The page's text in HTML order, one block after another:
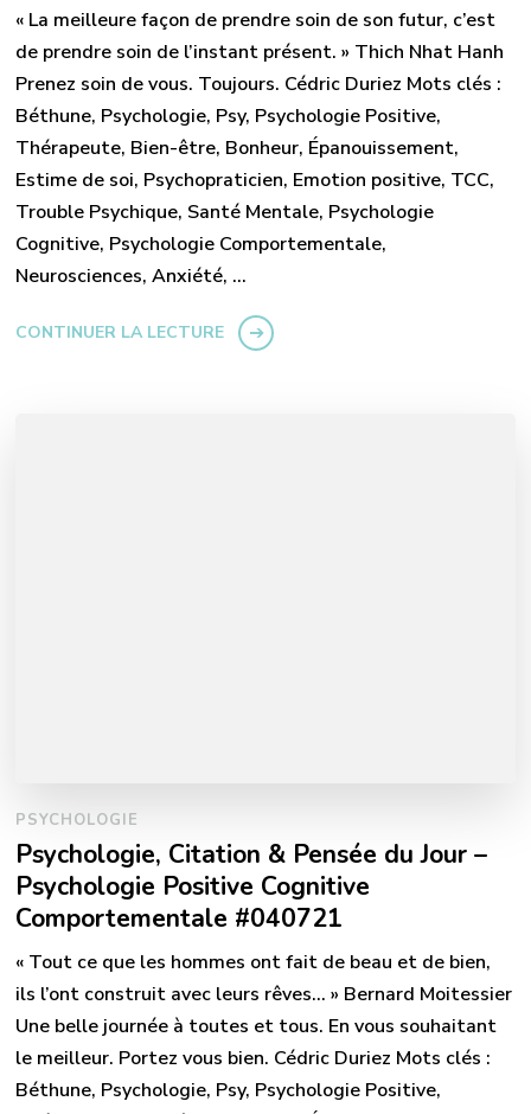
« La meilleure façon de prendre soin de son futur, c’est
de prendre soin de l’instant présent. » Thich Nhat Hanh
Prenez soin de vous. Toujours. Cédric Duriez Mots clés :
Béthune, Psychologie, Psy, Psychologie Positive,
Thérapeute, Bien-être, Bonheur, Épanouissement,
Estime de soi, Psychopraticien, Emotion positive, TCC,
Trouble Psychique, Santé Mentale, Psychologie
Cognitive, Psychologie Comportementale,
Neurosciences, Anxiété, …
CONTINUER LA LECTURE
PSYCHOLOGIE
Psychologie, Citation & Pensée du Jour –
Psychologie Positive Cognitive
Comportementale #040721
« Tout ce que les hommes ont fait de beau et de bien,
ils l’ont construit avec leurs rêves… » Bernard Moitessier
Une belle journée à toutes et tous. En vous souhaitant
le meilleur. Portez vous bien. Cédric Duriez Mots clés :
Béthune, Psychologie, Psy, Psychologie Positive,